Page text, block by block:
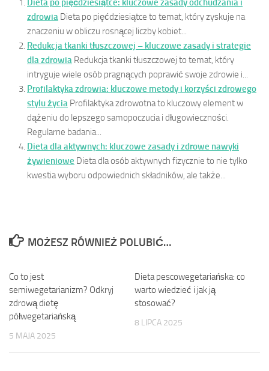
Dieta po pięćdziesiątce: kluczowe zasady odchudzania i
zdrowia Dieta po pięćdziesiątce to temat, który zyskuje na
znaczeniu w obliczu rosnącej liczby kobiet...
Redukcja tkanki tłuszczowej – kluczowe zasady i strategie
dla zdrowia Redukcja tkanki tłuszczowej to temat, który
intryguje wiele osób pragnących poprawić swoje zdrowie i...
Profilaktyka zdrowia: kluczowe metody i korzyści zdrowego
stylu życia Profilaktyka zdrowotna to kluczowy element w
dążeniu do lepszego samopoczucia i długowieczności.
Regularne badania...
Dieta dla aktywnych: kluczowe zasady i zdrowe nawyki
żywieniowe Dieta dla osób aktywnych fizycznie to nie tylko
kwestia wyboru odpowiednich składników, ale także...
MOŻESZ RÓWNIEŻ POLUBIĆ…
Co to jest
semiwegetarianizm? Odkryj
zdrową dietę
półwegetariańską
5 MAJA 2025
Dieta pescowegetariańska: co
warto wiedzieć i jak ją
stosować?
8 LIPCA 2025